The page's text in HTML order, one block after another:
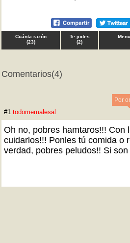
Cuánta razón
(23)
Te jodes
(2)
Comentarios(4)
Por
#1 todomemalesal
Oh no, pobres hamtaros!!! Con
cuidarlos!!! Ponles tú comida o
verdad, pobres peludos!! Si